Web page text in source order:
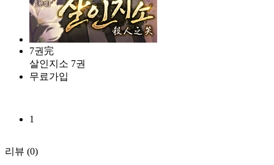
7권完
살인지소 7권
무료가입
1
리뷰 (0)